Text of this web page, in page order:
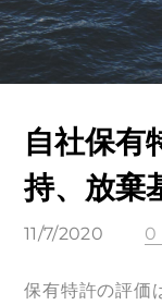
自社保有
持、放棄
11/7/2020 0
保有特許の評価